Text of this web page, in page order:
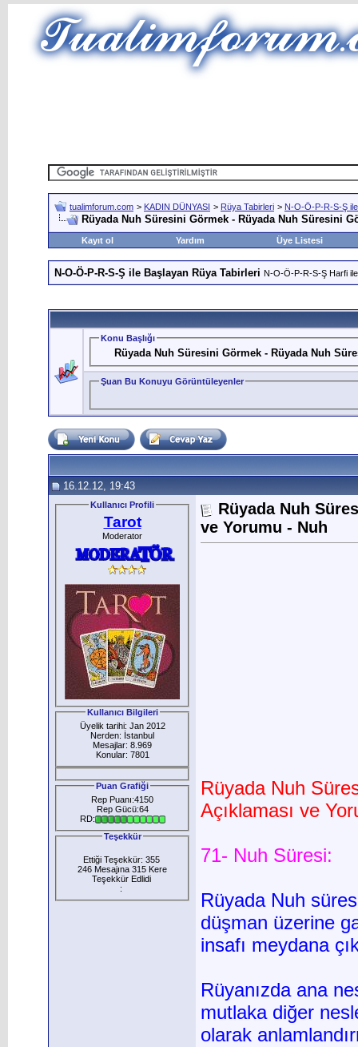
tualimforum.com > KADIN DÜNYASI > Rüya Tabirleri > N-O-Ö-P-R-S-Ş
Rüyada Nuh Süresini Görmek - Rüyada Nuh Süresini
Kayıt ol Yardım Üye Listesi
N-O-Ö-P-R-S-Ş ile Başlayan Rüya Tabirleri N-O-Ö-P-R-S-Ş Harfi
Konu Başlığı
Rüyada Nuh Süresini Görmek - Rüyada Nuh
Şuan Bu Konuyu Görüntüleyenler
16.12.12, 19:43
Kullanıcı Profili
Tarot
Moderator
Kullanıcı Bilgileri
Üyelik tarihi: Jan 2012
Nerden: İstanbul
Mesajlar: 8.969
Konular: 7801
Puan Grafiği
Rep Puanı:4150
Rep Gücü:64
RD:
Teşekkür
Ettiği Teşekkür: 355
246 Mesajına 315 Kere
Teşekkür Edlidi
:
Rüyada Nuh
ve Yorumu - Nuh
Rüyada Nuh
Açıklaması ve
71- Nuh Süresi:
Rüyada Nuh
düşman üzerine
insafı meydana
Rüyanızda ana
mutlaka diğer
olarak